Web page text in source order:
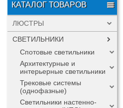
КАТАЛОГ ТОВАРОВ
ЛЮСТРЫ
СВЕТИЛЬНИКИ
Спотовые светильники
Архитектурные и
интерьерные светильники
Трековые системы
(однофазные)
Светильники настенно-